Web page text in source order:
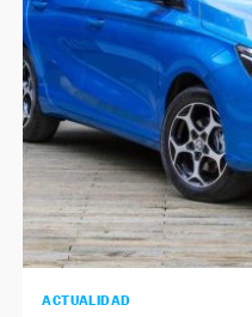
ACTUALIDAD